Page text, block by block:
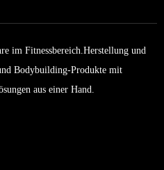
im Fitnessbereich.Herstellung und
Bodybuilding-Produkte mit
aus einer Hand.